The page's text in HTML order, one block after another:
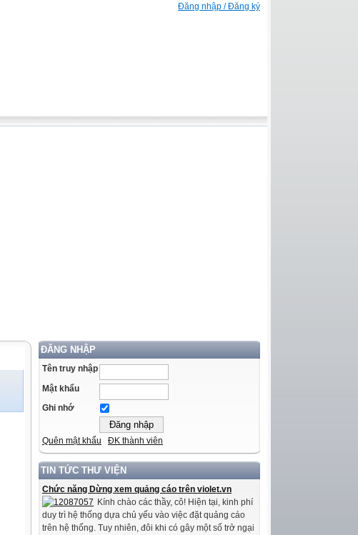
Đăng nhập / Đăng ký
ĐĂNG NHẬP
Tên truy nhập
Mật khẩu
Ghi nhớ
Quên mật khẩu ĐK thành viên
TIN TỨC THƯ VIỆN
Chức năng Dừng xem quảng cáo trên violet.vn
Kính chào các thầy, cô! Hiện tại, kinh phí
duy trì hệ thống dựa chủ yếu vào việc đặt quảng cáo
trên hệ thống. Tuy nhiên, đôi khi có gây một số trở ngại